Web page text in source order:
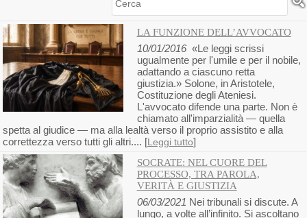
Cerca
LA FUNZIONE DELL’AVVOCATO
10/01/2016«Le leggi scrissi
ugualmente per l'umile e per il nobile,
adattando a ciascuno retta
giustizia.» Solone, in Aristotele,
Costituzione degli Ateniesi.
L'avvocato difende una parte. Non è
chiamato all'imparzialità — quella
spetta al giudice — ma alla lealtà verso il proprio assistito e alla
correttezza verso tutti gli altri.... [Leggi tutto]
SOCRATE: NEL CUORE DEL
PROCESSO, TRA PAROLA,
VERITÀ E GIUSTIZIA
06/03/2021 Nei tribunali si discute. A
lungo, a volte all’infinito. Si ascoltano